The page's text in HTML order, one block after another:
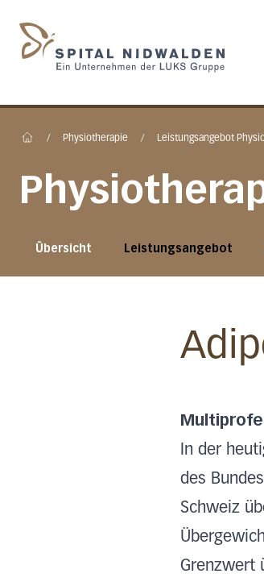
/ Physiotherapie / Leistungsangebot
Übersicht Leistungsangebot
In der
des
Schweiz
Grenzwert